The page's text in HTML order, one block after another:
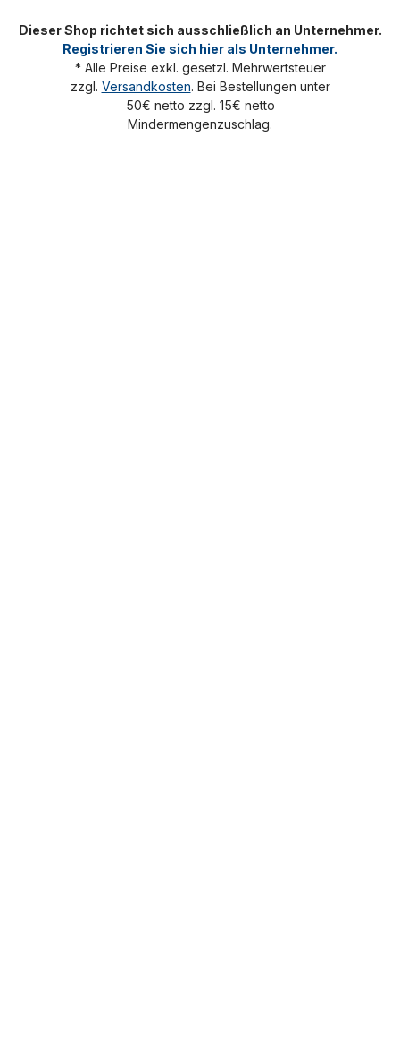
Dieser Shop richtet sich ausschließlich an Unternehmer.
Registrieren Sie sich hier als Unternehmer.
* Alle Preise exkl. gesetzl. Mehrwertsteuer
zzgl. Versandkosten. Bei Bestellungen unter
50€ netto zzgl. 15€ netto
Mindermengenzuschlag.